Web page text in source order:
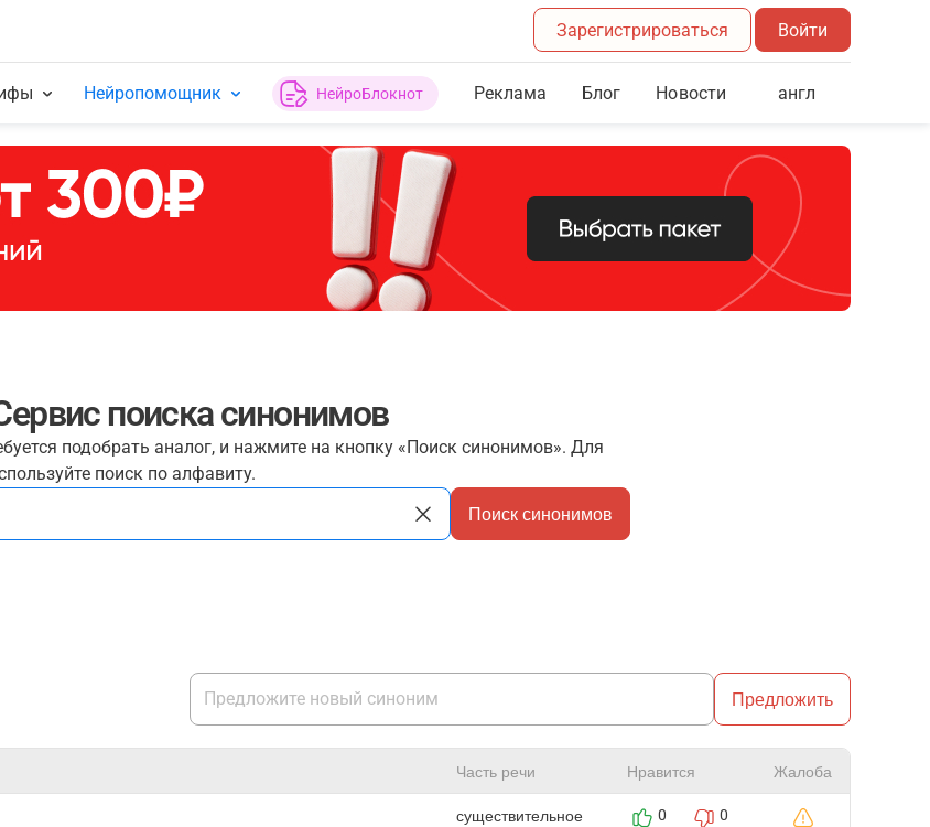
Зарегистрироваться Войти
Нейропомощник НейроБлокнот Реклама Блог Новости англ
поиска синонимов
подобрать аналог, и нажмите на кнопку «Поиск синонимов». Для
поиск по алфавиту.
Поиск синонимов
Предложить
Часть речи Нравится Жалоба
существительное 0 0